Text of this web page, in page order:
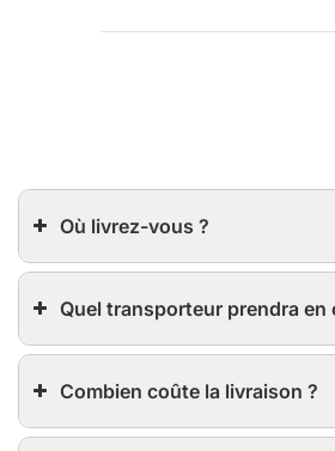
Où livrez-vous ?
Quel transporteur prendra en
Combien coûte la livraison ?